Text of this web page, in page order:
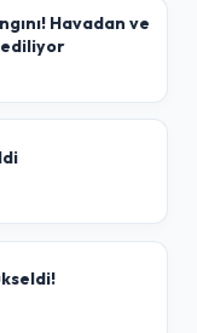
Havadan ve